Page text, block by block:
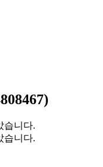
습니다.
습니다.